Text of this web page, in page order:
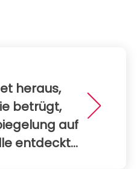
heraus,
betrügt,
auf
entdeckt...